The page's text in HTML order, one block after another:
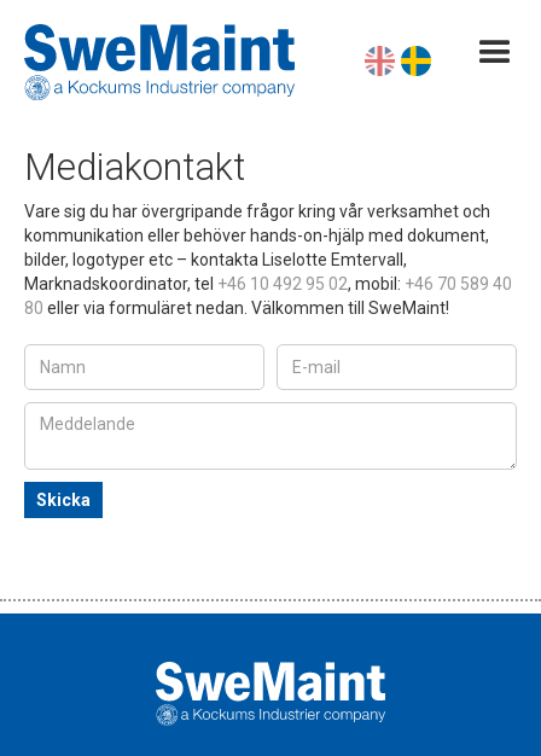
Mediakontakt
Vare sig du har övergripande frågor kring vår verksamhet och
kommunikation eller behöver hands-on-hjälp med dokument,
bilder, logotyper etc – kontakta Liselotte Emtervall,
Marknadskoordinator, tel +46 10 492 95 02, mobil: +46 70 589 40
80 eller via formuläret nedan. Välkommen till SweMaint!